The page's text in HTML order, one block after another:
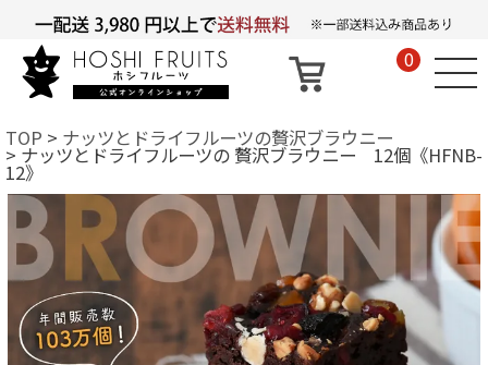
0
TOP ナッツとドライフルーツの贅沢ブラウニー
ナッツとドライフルーツの 贅沢ブラウニー 12個《HFNB-
12》